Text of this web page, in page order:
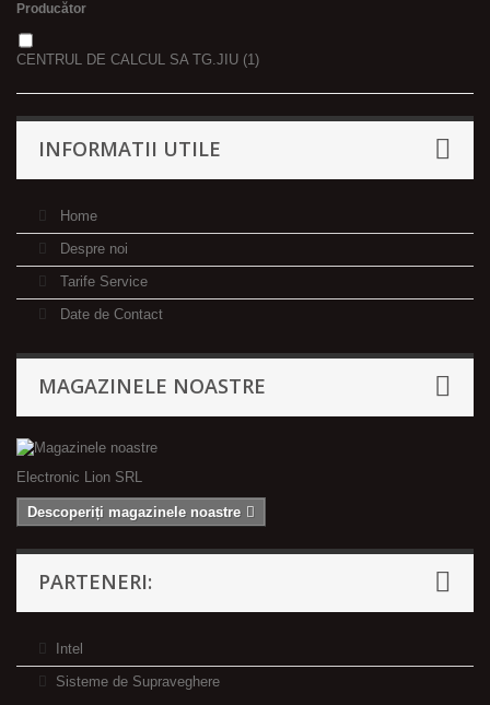
Producător
CENTRUL DE CALCUL SA TG.JIU (1)
INFORMATII UTILE
Home
Despre noi
Tarife Service
Date de Contact
MAGAZINELE NOASTRE
Electronic Lion SRL
Descoperiți magazinele noastre
PARTENERI:
Intel
Sisteme de Supraveghere